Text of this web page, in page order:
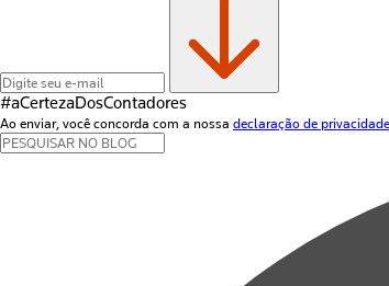
#aCertezaDosContadores
Ao enviar, você concorda com a nossa declaração de privacidade